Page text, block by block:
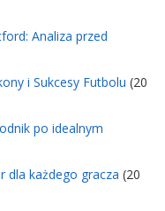
Analiza przed
i Sukcesy Futbolu (20
po idealnym
dla każdego gracza (20